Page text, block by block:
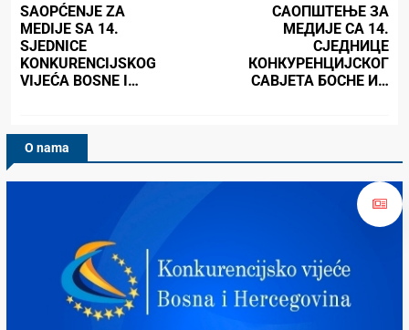
SAOPĆENJE ZA
MEDIJE SA 14.
SJEDNICE
KONKURENCIJSKOG
VIJEĆA BOSNE I…
САОПШТЕЊЕ ЗА
МЕДИЈЕ СА 14.
СЈЕДНИЦЕ
КОНКУРЕНЦИЈСКОГ
САВЈЕТА БОСНЕ И…
O nama